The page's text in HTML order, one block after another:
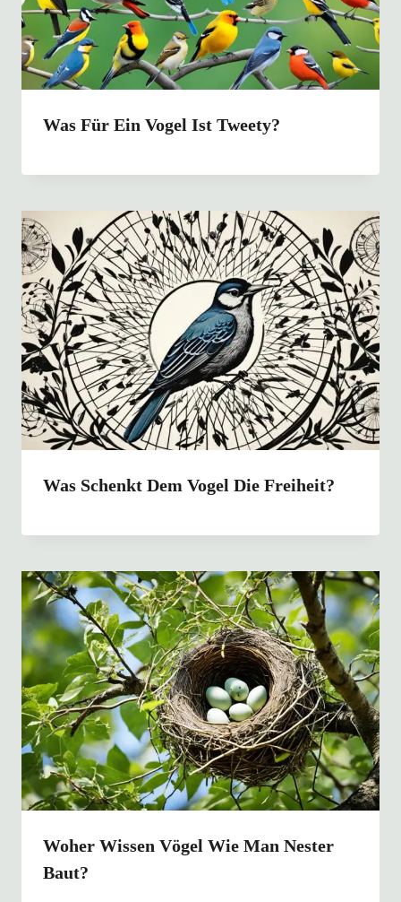
Was Für Ein Vogel Ist Tweety?
Was Schenkt Dem Vogel Die Freiheit?
Woher Wissen Vögel Wie Man Nester
Baut?